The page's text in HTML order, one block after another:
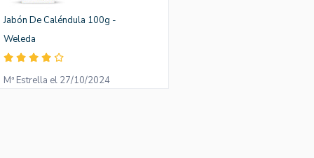
Jabón De Caléndula 100g -
Weleda
Mª Estrella el 27/10/2024